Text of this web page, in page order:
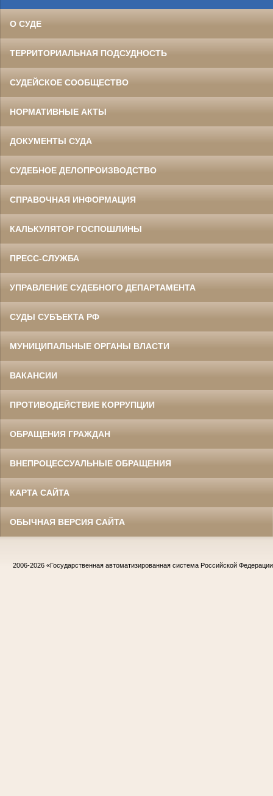
О СУДЕ
ТЕРРИТОРИАЛЬНАЯ ПОДСУДНОСТЬ
СУДЕЙСКОЕ СООБЩЕСТВО
НОРМАТИВНЫЕ АКТЫ
ДОКУМЕНТЫ СУДА
СУДЕБНОЕ ДЕЛОПРОИЗВОДСТВО
СПРАВОЧНАЯ ИНФОРМАЦИЯ
КАЛЬКУЛЯТОР ГОСПОШЛИНЫ
ПРЕСС-СЛУЖБА
УПРАВЛЕНИЕ СУДЕБНОГО ДЕПАРТАМЕНТА
СУДЫ СУБЪЕКТА РФ
МУНИЦИПАЛЬНЫЕ ОРГАНЫ ВЛАСТИ
ВАКАНСИИ
ПРОТИВОДЕЙСТВИЕ КОРРУПЦИИ
ОБРАЩЕНИЯ ГРАЖДАН
ВНЕПРОЦЕССУАЛЬНЫЕ ОБРАЩЕНИЯ
КАРТА САЙТА
ОБЫЧНАЯ ВЕРСИЯ САЙТА
2006-2026 «Государственная автоматизированная система Российской